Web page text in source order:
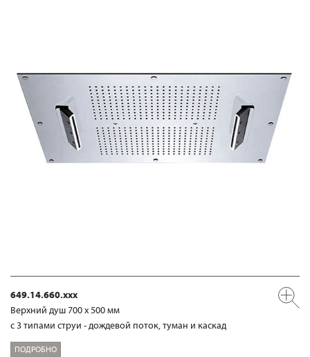
649.14.660.xxx
Верхний душ 700 х 500 мм
с 3 типами струи - дождевой поток, туман и каскад
ПОДРОБНО